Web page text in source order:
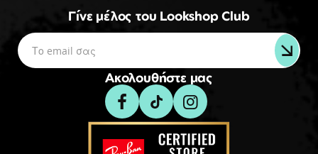
Γίνε μέλος του Lookshop Club
Ακολουθήστε μας